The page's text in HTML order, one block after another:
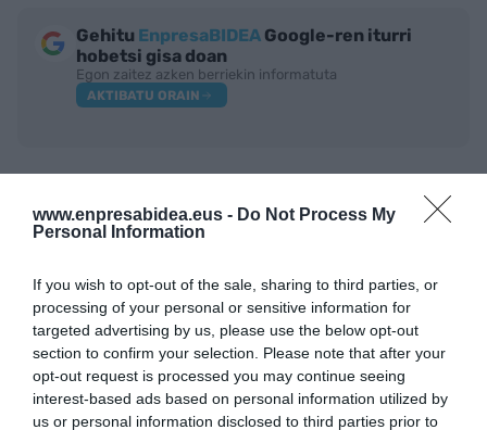
www.enpresabidea.eus - Do Not Process My
Personal Information
If you wish to opt-out of the sale, sharing to third parties, or
processing of your personal or sensitive information for
targeted advertising by us, please use the below opt-out
section to confirm your selection. Please note that after your
opt-out request is processed you may continue seeing
interest-based ads based on personal information utilized by
us or personal information disclosed to third parties prior to
Gehitu EnpresaBIDEA Google-ren iturri
hobetsi gisa doan
Egon zaitez azken berriekin informatuta
AKTIBATU ORAIN
IRAKURRIENAK